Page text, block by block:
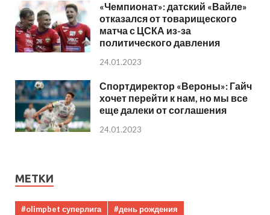
«Чемпионат»: датский «Вайле»
отказался от товарищеского
матча с ЦСКА из-за
политического давления
24.01.2023
Спортдиректор «Вероны»: Гайч
хочет перейти к нам, но мы все
еще далеки от соглашения
24.01.2023
МЕТКИ
#olimpbet суперлига
#день рождения